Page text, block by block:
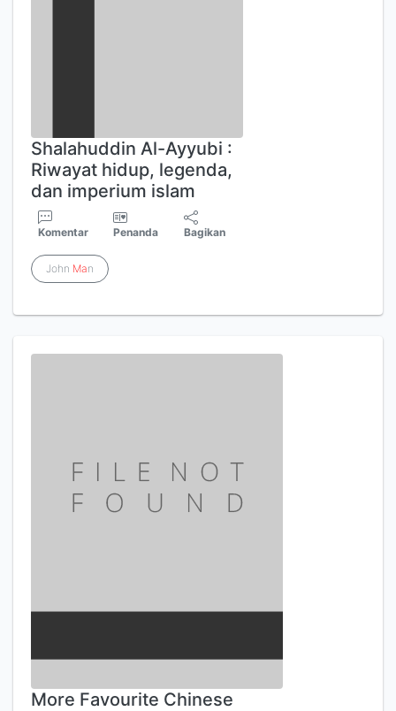
Shalahuddin Al-Ayyubi :
Riwayat hidup, legenda,
dan imperium islam
Komentar Penanda Bagikan
John Man
More Favourite Chinese